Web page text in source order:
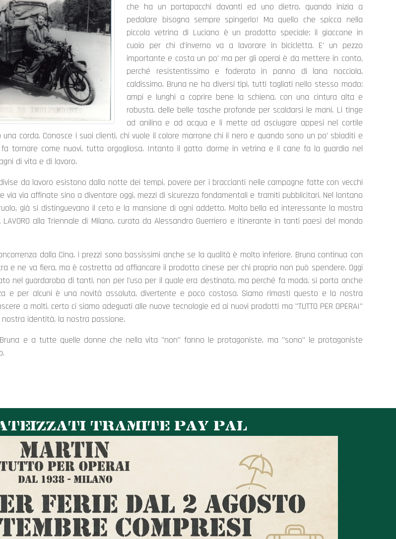
che ha un portapacchi davanti ed uno dietro, quando inizia a
pedalare bisogna sempre spingerlo! Ma quello che spicca nella
piccola vetrina di Luciano è un prodotto speciale: il giaccone in
cuoio per chi d'inverno va a lavorare in bicicletta. E' un pezzo
importante e costa un po' ma per gli operai è da mettere in conto,
perché resistentissimo e foderato in panno di lana nocciola,
caldissimo. Bruna ne ha diversi tipi, tutti tagliati nello stesso modo:
ampi e lunghi a coprire bene la schiena, con una cintura alta e
robusta, delle belle tasche profonde per scaldarsi le mani. Li tinge
ad anilina e ad acqua e li mette ad asciugare appesi nel cortile
corda. Conosce i suoi clienti, chi vuole il colore marrone chi il nero e quando sono un po' sbiaditi e
fa tornare come nuovi, tutta orgogliosa. Intanto il gatto dorme in vetrina e il cane fa la guardia nel
di vita e di lavoro.
da lavoro esistono dalla notte dei tempi, povere per i braccianti nelle campagne fatte con vecchi
via via affinate sino a diventare oggi, mezzi di sicurezza fondamentali e tramiti pubblicitari. Nel lontano
già si distinguevano il ceto e la mansione di ogni addetto. Molto bella ed interessante la mostra
LAVORO alla Triennale di Milano, curata da Alessandro Guerriero e itinerante in tanti paesi del mondo
dalla Cina, i prezzi sono bassissimi anche se la qualità è molto inferiore. Bruna continua con
e ne va fiera, ma è costretta ad affiancare il prodotto cinese per chi proprio non può spendere. Oggi
nel guardaroba di tanti, non per l'uso per il quale era destinato, ma perché fa moda, si porta anche
e per alcuni è una novità assoluta, divertente e poco costosa. Siamo rimasti questo e la nostra
a molti, certo ci siamo adeguati alle nuove tecnologie ed ai nuovi prodotti ma "TUTTO PER OPERAI"
identità, la nostra passione.
e a tutte quelle donne che nella vita "non" fanno le protagoniste, ma "sono" le protagoniste
TRAMITE PAY PAL